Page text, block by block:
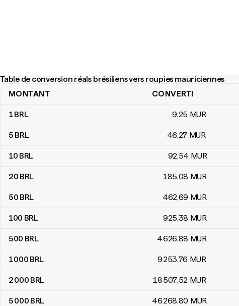
Table de conversion réals brésiliens vers roupies mauriciennes
Table de conversion réals brésiliens vers roupies mauriciennes
MONTANT CONVERTI
1BRL 9,25 MUR
5 BRL 46,27 MUR
10 BRL 92,54 MUR
20 BRL 185,08 MUR
50 BRL 462,69 MUR
100 BRL 925,38 MUR
500 BRL 4 626,88 MUR
1 000 BRL 9 253,76 MUR
2 000 BRL 18 507,52 MUR
5 000 BRL 46 268,80 MUR